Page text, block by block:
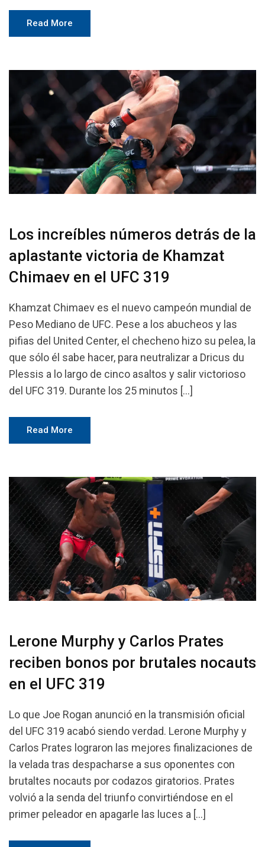
Read More
Los increíbles números detrás de la
aplastante victoria de Khamzat
Chimaev en el UFC 319
Khamzat Chimaev es el nuevo campeón mundial de
Peso Mediano de UFC. Pese a los abucheos y las
pifias del United Center, el checheno hizo su pelea, la
que sólo él sabe hacer, para neutralizar a Dricus du
Plessis a lo largo de cinco asaltos y salir victorioso
del UFC 319. Durante los 25 minutos […]
Read More
Lerone Murphy y Carlos Prates
reciben bonos por brutales nocauts
en el UFC 319
Lo que Joe Rogan anunció en la transmisión oficial
del UFC 319 acabó siendo verdad. Lerone Murphy y
Carlos Prates lograron las mejores finalizaciones de
la velada tras despacharse a sus oponentes con
brutaltes nocauts por codazos giratorios. Prates
volvió a la senda del triunfo convirtiéndose en el
primer peleador en apagarle las luces a […]